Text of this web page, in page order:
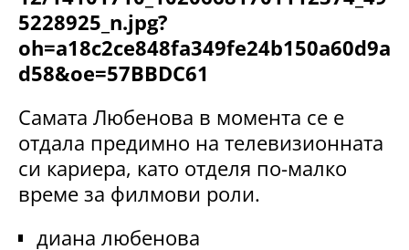
Самата Любенова в момента се е
отдала предимно на телевизионната
си кариера, като отделя по-малко
време за филмови роли.
диана любенова